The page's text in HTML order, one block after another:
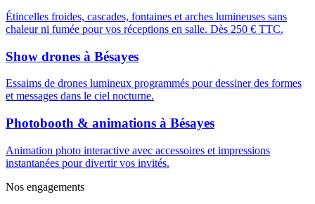
Étincelles froides, cascades, fontaines et arches lumineuses sans
chaleur ni fumée pour vos réceptions en salle. Dès 250 € TTC.
Show drones à Bésayes
Essaims de drones lumineux programmés pour dessiner des formes
et messages dans le ciel nocturne.
Photobooth & animations à Bésayes
Animation photo interactive avec accessoires et impressions
instantanées pour divertir vos invités.
Nos engagements